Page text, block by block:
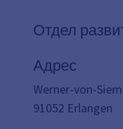
Отдел
Адрес
Werner-von-
91052 Erlangen